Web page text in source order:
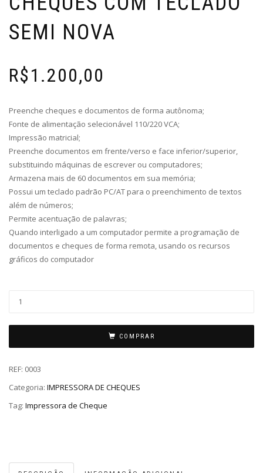
SEMI NOVA
R$1.200,00
Preenche cheques e documentos de forma autônoma;
Fonte de alimentação selecionável 110/220 VCA;
Impressão matricial;
Preenche documentos em frente/verso e face inferior/superior,
substituindo máquinas de escrever ou computadores;
Armazena mais de 60 documentos em sua memória;
Possui um teclado padrão PC/AT para o preenchimento de textos
além de números;
Permite acentuação de palavras;
Quando interligado a um computador permite a programação de
documentos e cheques de forma remota, usando os recursos
gráficos do computador
COMPRAR
REF: 0003
Categoria: IMPRESSORA DE CHEQUES
Tag: Impressora de Cheque